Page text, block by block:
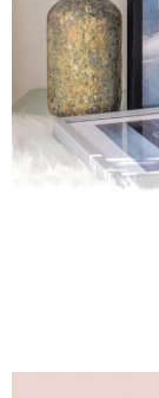
Khung tranh
Kim liên vạn
Liên hệ